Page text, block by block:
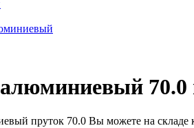
пруток 70.0 Вы можете на